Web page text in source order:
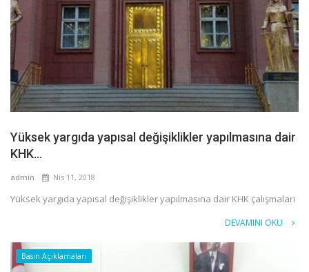
Yüksek yargıda yapısal değişiklikler yapılmasına dair
KHK...
admin Nis 11, 2018
Yüksek yargıda yapısal değişiklikler yapılmasına dair KHK çalışmaları
DEVAMINI OKU
Basın Açıklamaları